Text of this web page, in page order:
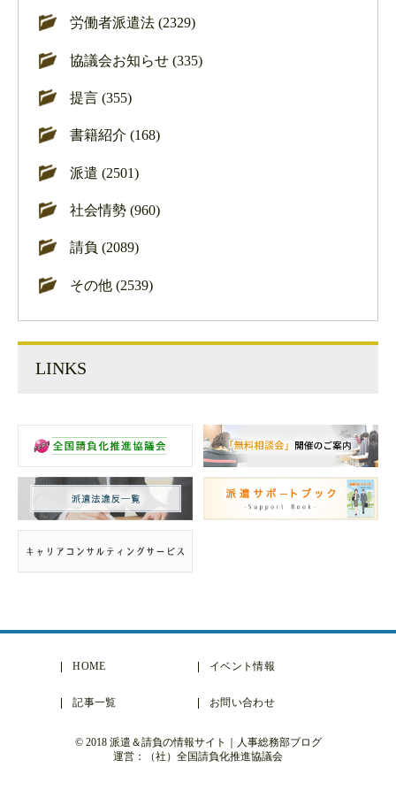
労働者派遣法 (2329)
協議会お知らせ (335)
提言 (355)
書籍紹介 (168)
派遣 (2501)
社会情勢 (960)
請負 (2089)
その他 (2539)
LINKS
HOME イベント情報
記事一覧 お問い合わせ
© 2018 派遣＆請負の情報サイト｜人事総務部ブログ
運営：（社）全国請負化推進協議会